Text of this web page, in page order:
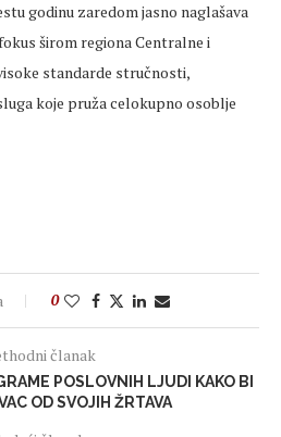
godinu zaredom jasno naglašava
širom regiona Centralne i
standarde stručnosti,
koje pruža celokupno osoblje
0
članak
POSLOVNIH LJUDI KAKO BI
OD SVOJIH ŽRTAVA